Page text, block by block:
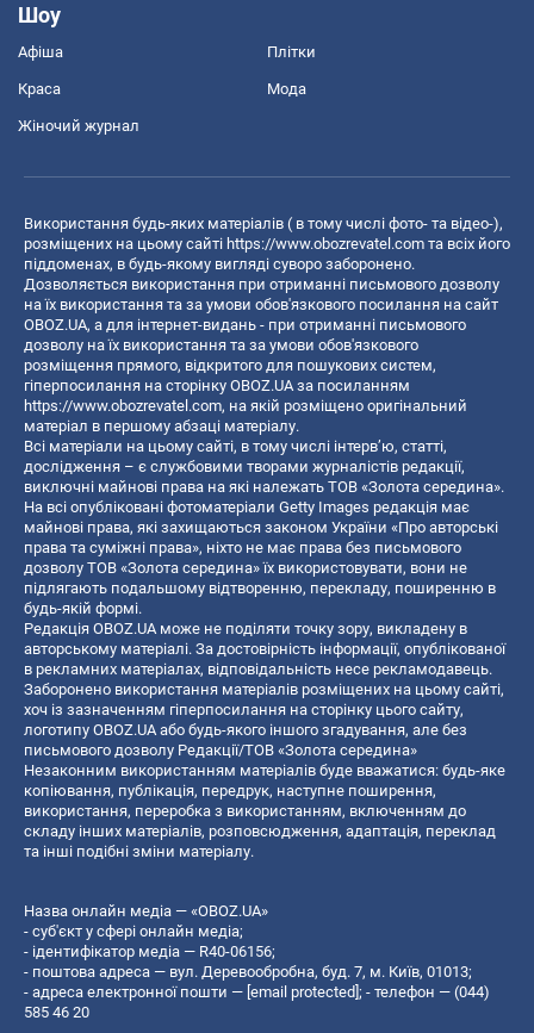
Шоу
Афіша Плітки
Краса Мода
Жіночий журнал
Використання будь-яких матеріалів ( в тому числі фото- та відео-),
розміщених на цьому сайті https://www.obozrevatel.com та всіх його
піддоменах, в будь-якому вигляді суворо заборонено.
Дозволяється використання при отриманні письмового дозволу
на їх використання та за умови обов'язкового посилання на сайт
OBOZ.UA, а для інтернет-видань - при отриманні письмового
дозволу на їх використання та за умови обов'язкового
розміщення прямого, відкритого для пошукових систем,
гіперпосилання на сторінку OBOZ.UA за посиланням
https://www.obozrevatel.com, на якій розміщено оригінальний
матеріал в першому абзаці матеріалу.
Всі матеріали на цьому сайті, в тому числі інтерв’ю, статті,
дослідження – є службовими творами журналістів редакції,
виключні майнові права на які належать ТОВ «Золота середина».
На всі опубліковані фотоматеріали Getty Images редакція має
майнові права, які захищаються законом України «Про авторські
права та суміжні права», ніхто не має права без письмового
дозволу ТОВ «Золота середина» їх використовувати, вони не
підлягають подальшому відтворенню, перекладу, поширенню в
будь-якій формі.
Редакція OBOZ.UA може не поділяти точку зору, викладену в
авторському матеріалі. За достовірність інформації, опублікованої
в рекламних матеріалах, відповідальність несе рекламодавець.
Заборонено використання матеріалів розміщених на цьому сайті,
хоч із зазначенням гіперпосилання на сторінку цього сайту,
логотипу OBOZ.UA або будь-якого іншого згадування, але без
письмового дозволу Редакції/ТОВ «Золота середина»
Незаконним використанням матеріалів буде вважатися: будь-яке
копiювання, публiкацiя, передрук, наступне поширення,
використання, переробка з використанням, включенням до
складу інших матеріалів, розповсюдження, адаптація, переклад
та інші подібні зміни матеріалу.
Назва онлайн медіа — «OBOZ.UA»
- суб'єкт у сфері онлайн медіа;
- ідентифікатор медіа — R40-06156;
- поштова адреса — вул. Деревообробна, буд. 7, м. Київ, 01013;
- адреса електронної пошти — [email protected]; - телефон — (044)
585 46 20